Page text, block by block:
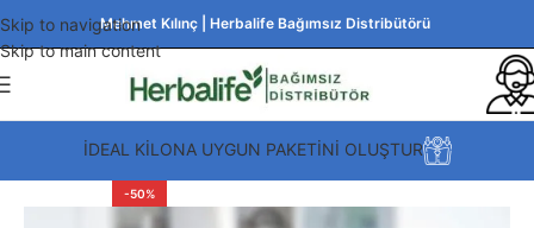
Skip to navigation
Skip to main content
Mehmet Kılınç | Herbalife Bağımsız Distribütörü
İDEAL KİLONA UYGUN PAKETİNİ OLUŞTUR
-50%